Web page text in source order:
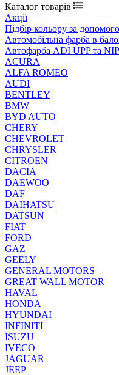
Каталог товарів
Акції
Підбір кольору за
Автомобільна фарба в
Автофарба ADI UPP та
ACURA
ALFA ROMEO
AUDI
BENTLEY
BMW
BYD AUTO
CHERY
CHEVROLET
CHRYSLER
CITROEN
DACIA
DAEWOO
DAF
DAIHATSU
DATSUN
FIAT
FORD
GAZ
GEELY
GENERAL MOTORS
GREAT WALL MOTOR
HAVAL
HONDA
HYUNDAI
INFINITI
ISUZU
IVECO
JAGUAR
JEEP